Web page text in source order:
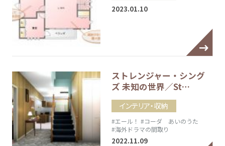
2023.01.10
ストレンジャー・シング
ズ 未知の世界／St…
インテリア・収納
#エール！ #コーダ あいのうた
#海外ドラマの間取り
2022.11.09